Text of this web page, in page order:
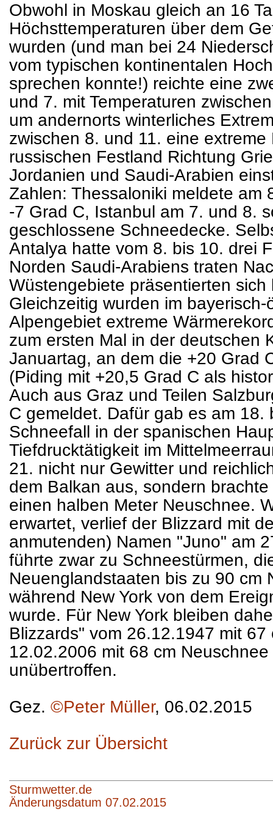
Obwohl in Moskau gleich an 16
Höchsttemperaturen über dem
wurden (und man bei 24
vom typischen kontinentalen
sprechen konnte!) reichte eine
und 7. mit Temperaturen
um andernorts winterliches
zwischen 8. und 11. eine
russischen Festland Richtung
Jordanien und Saudi-Arabien
Zahlen: Thessaloniki meldete am
-7 Grad C, Istanbul am 7. und 8.
geschlossene Schneedecke.
Antalya hatte vom 8. bis 10. drei
Norden Saudi-Arabiens traten
Wüstengebiete präsentierten
Gleichzeitig wurden im bayerisch-
Alpengebiet extreme
zum ersten Mal in der deutschen
Januartag, an dem die +20 Grad
(Piding mit +20,5 Grad C als
Auch aus Graz und Teilen
C gemeldet. Dafür gab es am 18.
Schneefall in der spanischen
Tiefdrucktätigkeit im
21. nicht nur Gewitter und
dem Balkan aus, sondern
einen halben Meter Neuschnee.
erwartet, verlief der Blizzard mit
anmutenden) Namen "Juno" am
führte zwar zu Schneestürmen,
Neuenglandstaaten bis zu 90 cm
während New York von dem
wurde. Für New York bleiben
Blizzards" vom 26.12.1947 mit
12.02.2006 mit 68 cm
unübertroffen.
Gez. ©Peter Müller, 06.02.2015
Zurück zur Übersicht
Sturmwetter.de
Änderungsdatum 07.02.2015